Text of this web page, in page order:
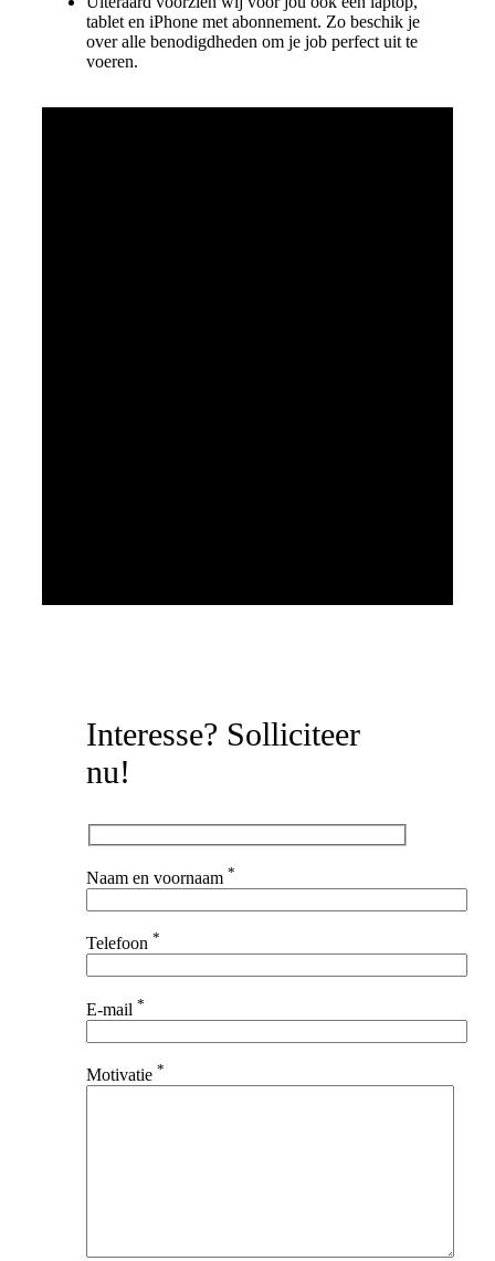
tablet en iPhone met abonnement. Zo beschik je
over alle benodigdheden om je job perfect uit te
voeren.
Interesse? Solliciteer
nu!
Naam en voornaam *
Telefoon *
E-mail *
Motivatie *